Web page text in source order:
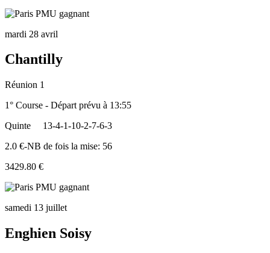
mardi 28 avril
Chantilly
Réunion 1
1° Course - Départ prévu à 13:55
Quinte
13-4-1-10-2-7-6-3
2.0 €-NB de fois la mise: 56
3429.80 €
samedi 13 juillet
Enghien Soisy